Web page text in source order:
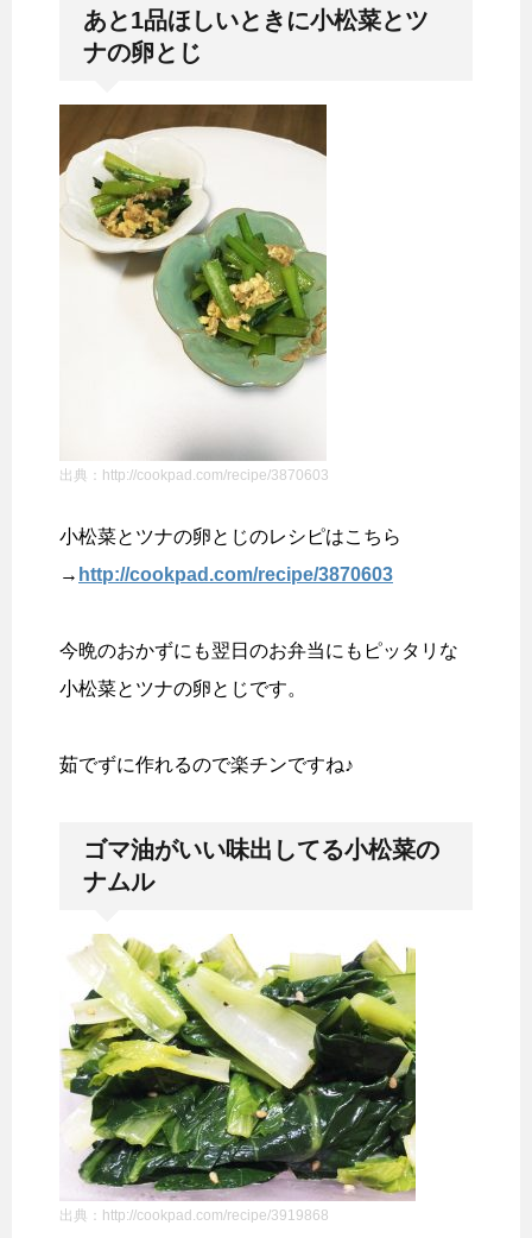
あと1品ほしいときに小松菜とツ
ナの卵とじ
出典：http://cookpad.com/recipe/3870603
小松菜とツナの卵とじのレシピはこちら
→ http://cookpad.com/recipe/3870603
今晩のおかずにも翌日のお弁当にもピッタリな
小松菜とツナの卵とじです。
茹でずに作れるので楽チンですね♪
ゴマ油がいい味出してる小松菜の
ナムル
出典：http://cookpad.com/recipe/3919868